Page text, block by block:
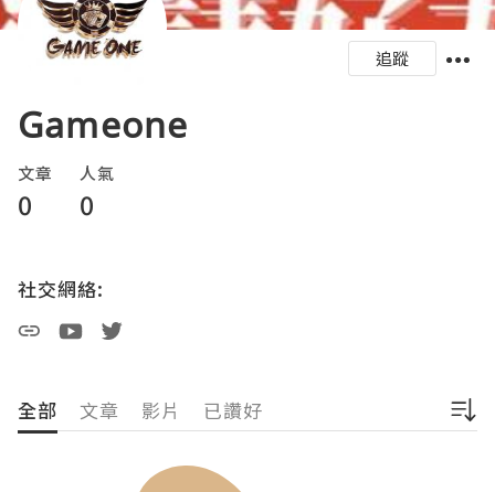
追蹤
Gameone
文章
0
人氣
0
社交網絡:
全部 文章 影片 已讚好